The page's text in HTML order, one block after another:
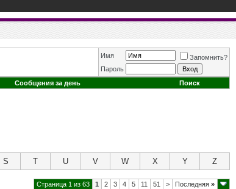
Имя
Запомнить?
Пароль
Сообщения за день Поиск
S T U V W X Y Z
Страница 1 из 63 1 2 3 4 5 11 51 > Последняя »